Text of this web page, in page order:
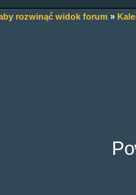
rozwinąć widok forum »